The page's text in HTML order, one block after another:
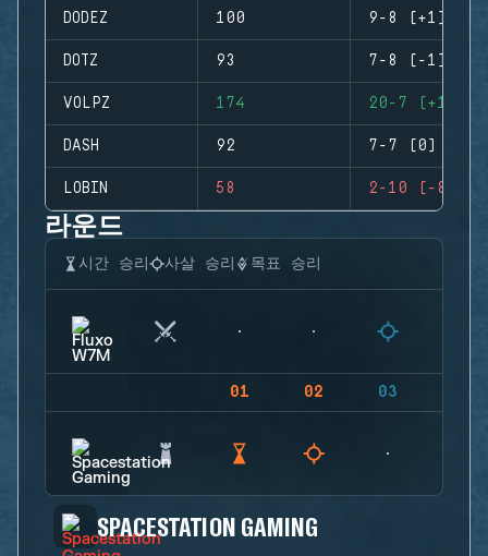
DODEZ 100 9-8 (+1)
DOTZ 93 7-8 (-1)
VOLPZ 174 20-7 (+13)
DASH 92 7-7 (0)
LOBIN 58 2-10 (-8)
라운드
시간 승리 사살 승리 목표 승리
01 02 03
SPACESTATION GAMING